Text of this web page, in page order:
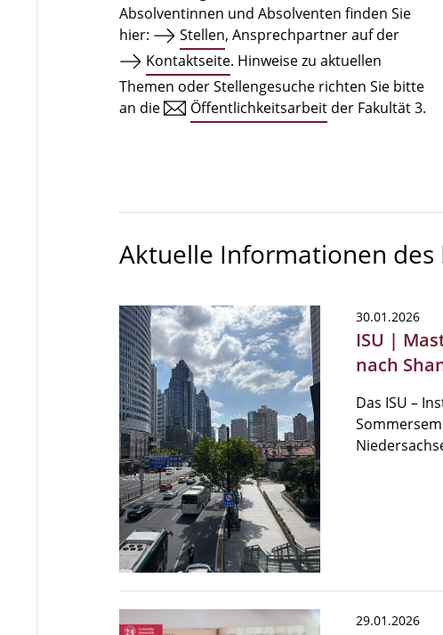
Absolventinnen und Absolventen finden Sie
hier:
Stellen, Ansprechpartner auf der
Kontaktseite. Hinweise zu aktuellen
Themen oder Stellengesuche richten Sie bitte
an die
Öffentlichkeitsarbeit der Fakultät 3.
Aktuelle Informationen
30.01.2026
ISU |
nach
Das ISU –
29.01.2026